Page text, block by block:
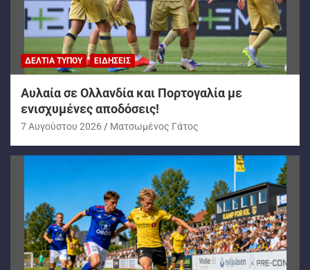
ΔΕΛΤΊΑ ΤΎΠΟΥ ΕΙΔΉΣΕΙΣ
Αυλαία σε Ολλανδία και Πορτογαλία με
ενισχυμένες αποδόσεις!
7 Αυγούστου 2026 Ματσωμένος Γάτος